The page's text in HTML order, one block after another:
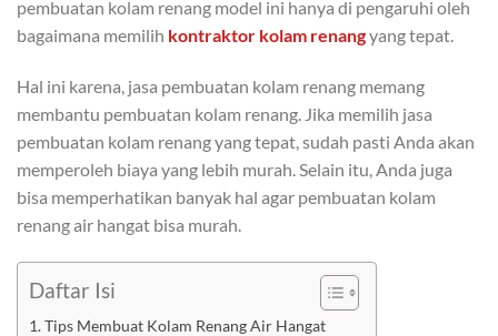
pembuatan kolam renang model ini hanya di pengaruhi oleh
bagaimana memilih kontraktor kolam renangyang tepat.
Hal ini karena, jasa pembuatan kolam renang memang
membantu pembuatan kolam renang. Jika memilih jasa
pembuatan kolam renang yang tepat, sudah pasti Anda akan
memperoleh biaya yang lebih murah. Selain itu, Anda juga
bisa memperhatikan banyak hal agar pembuatan kolam
renang air hangat bisa murah.
Daftar Isi
Tips Membuat Kolam Renang Air Hangat